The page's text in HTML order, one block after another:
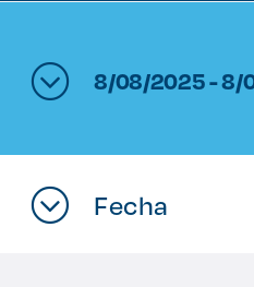
Derecho
Lo más buscado
8/08/2025 - 8/
Fecha